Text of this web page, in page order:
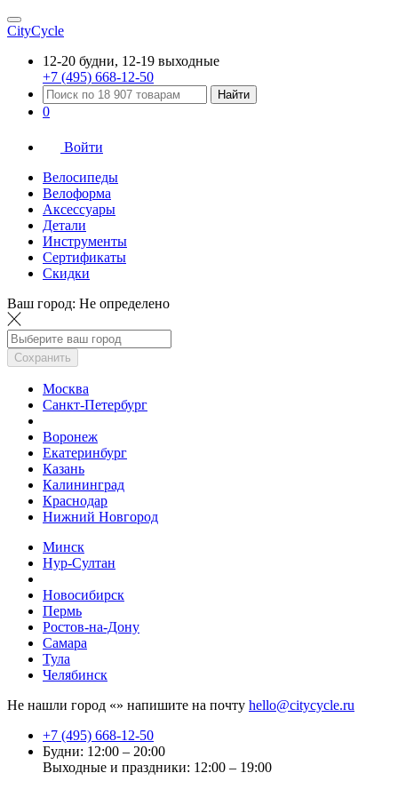
CityCycle
12-20 будни, 12-19 выходные
+7 (495) 668-12-50
Найти
0
Войти
Велосипеды
Велоформа
Аксессуары
Детали
Инструменты
Сертификаты
Скидки
Ваш город: Не определено
Сохранить
Москва
Санкт-Петербург
Воронеж
Екатеринбург
Казань
Калининград
Краснодар
Нижний Новгород
Минск
Нур-Султан
Новосибирск
Пермь
Ростов-на-Дону
Самара
Тула
Челябинск
Не нашли город «» напишите на почту hello@citycycle.ru
+7 (495) 668-12-50
Будни: 12:00 – 20:00
Выходные и праздники: 12:00 – 19:00